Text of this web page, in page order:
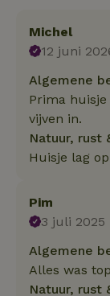
Michel
12 juni
Algemene
Prima
vijven in.
Natuur, rust
Huisje lag
Pim
3 juli 2025
Algemene
Alles was
Natuur, rust